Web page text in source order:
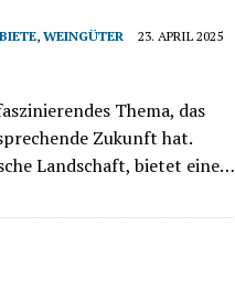
, WEINGÜTER 23. APRIL 2025
Thema, das
Zukunft hat.
Landschaft, bietet eine…